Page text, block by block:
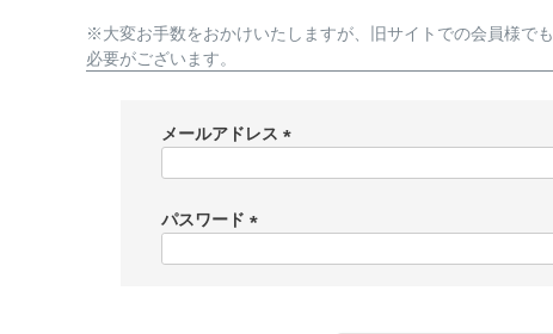
※大変お手数をおかけいたしますが、旧サイトでの会員様で
必要がございます。
メールアドレス
)
パスワード